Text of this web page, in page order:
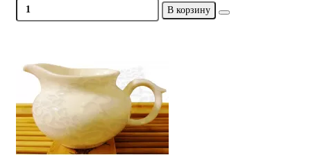
В корзину